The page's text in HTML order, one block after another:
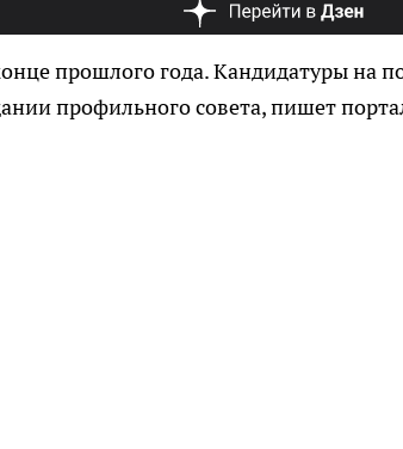
прошлого года. Кандидатуры на
профильного совета, пишет